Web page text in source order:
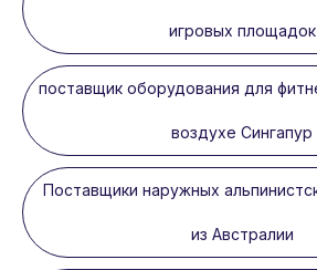
игровых площадок
поставщик оборудования для
воздухе Сингапур
Поставщики наружных
из Австралии